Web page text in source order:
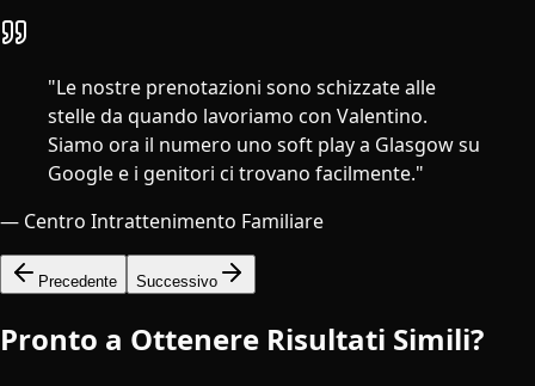
"Le nostre prenotazioni sono schizzate alle
stelle da quando lavoriamo con Valentino.
Siamo ora il numero uno soft play a Glasgow su
Google e i genitori ci trovano facilmente."
— Centro Intrattenimento Familiare
Precedente Successivo
Pronto a Ottenere Risultati Simili?